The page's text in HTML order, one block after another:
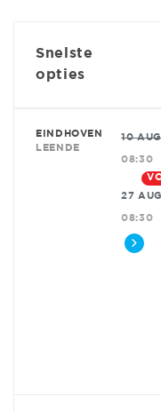
Snelste
opties
EINDHOVEN
LEENDE
10 AUG
08:30
27 AUG
08:30